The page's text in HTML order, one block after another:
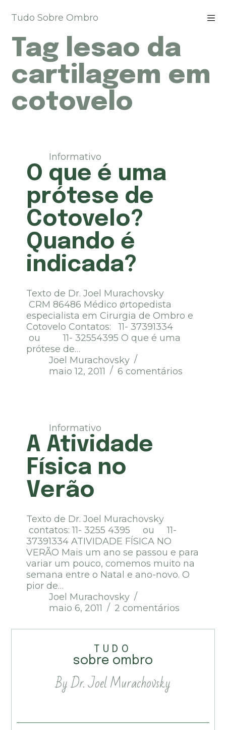
u
a
a
a
o
Tudo Sobre Ombro
Tag lesao da
cartilagem em
cotovelo
Informativo
O que é uma
prótese de
Cotovelo?
Quando é
indicada?
Texto de Dr. Joel Murachovsky
CRM 86486 Médico ørtopedista
especialista em Cirurgia de Ombro e
Cotovelo Contatos: 11- 37391334
ou 11- 32554395 O que é uma
prótese de…
Joel Murachovsky
maio 12, 2011
6 comentários
Informativo
A Atividade
Física no
Verão
Texto de Dr. Joel Murachovsky
contatos: 11- 3255 4395 ou 11-
37391334 ATIVIDADE FÍSICA NO
VERÃO Mais um ano se passou e para
variar um pouco, comemos muito na
semana entre o Natal e ano-novo. O
pior de…
Joel Murachovsky
maio 6, 2011
2 comentários
TUDO
sobre ombro
By Dr. Joel Murachovsky